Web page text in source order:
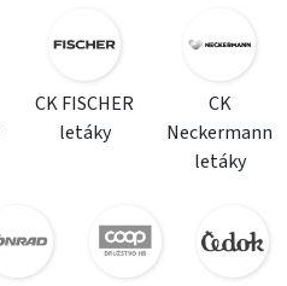
CK FISCHER
letáky
CK
Neckermann
letáky